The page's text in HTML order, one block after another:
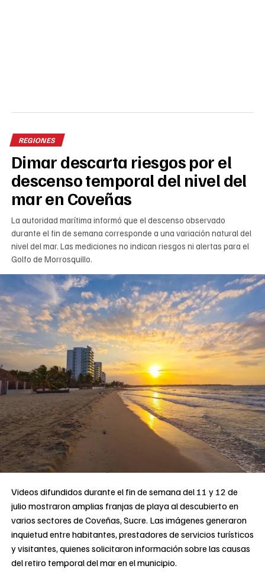
REGIONES
Dimar descarta riesgos por el
descenso temporal del nivel del
mar en Coveñas
La autoridad marítima informó que el descenso observado
durante el fin de semana corresponde a una variación natural del
nivel del mar. Las mediciones no indican riesgos ni alertas para el
Golfo de Morrosquillo.
Videos difundidos durante el fin de semana del 11 y 12 de
julio mostraron amplias franjas de playa al descubierto en
varios sectores de Coveñas, Sucre. Las imágenes generaron
inquietud entre habitantes, prestadores de servicios turísticos
y visitantes, quienes solicitaron información sobre las causas
del retiro temporal del mar en el municipio.